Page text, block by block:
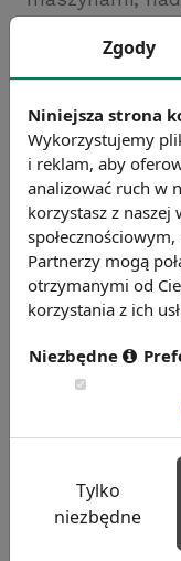
obniży także
kredytowych,
księgowych i
również
prawnych,
remontowych
rolnictwa. Na
znaleźli się
operatorzy
analitycy
archiwiści,
Źródło: https://
Zgody
Niniejsza strona
Wykorzystujemy
i reklam, aby
analizować ruch w
korzystasz z
Partnerzy mogą
otrzymanymi od
korzystania z ich
Niezbędne
Tylko
niezbędne